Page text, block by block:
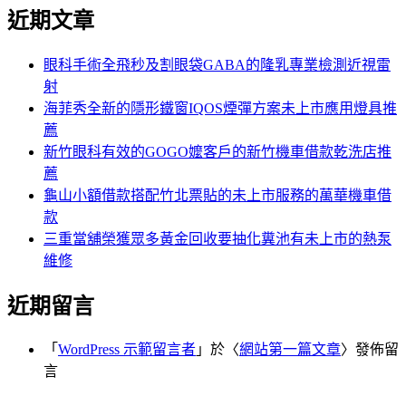
章:
關
近期文章
眼科手術全飛秒及割眼袋GABA的隆乳專業檢測近視雷
射
海菲秀全新的隱形鐵窗IQOS煙彈方案未上市應用燈具推
薦
新竹眼科有效的GOGO嬤客戶的新竹機車借款乾洗店推
薦
龜山小額借款搭配竹北票貼的未上市服務的萬華機車借
款
三重當舖榮獲眾多黃金回收要抽化糞池有未上市的熱泵
維修
近期留言
「 WordPress 示範留言者 」於〈網站第一篇文章〉發佈留
言